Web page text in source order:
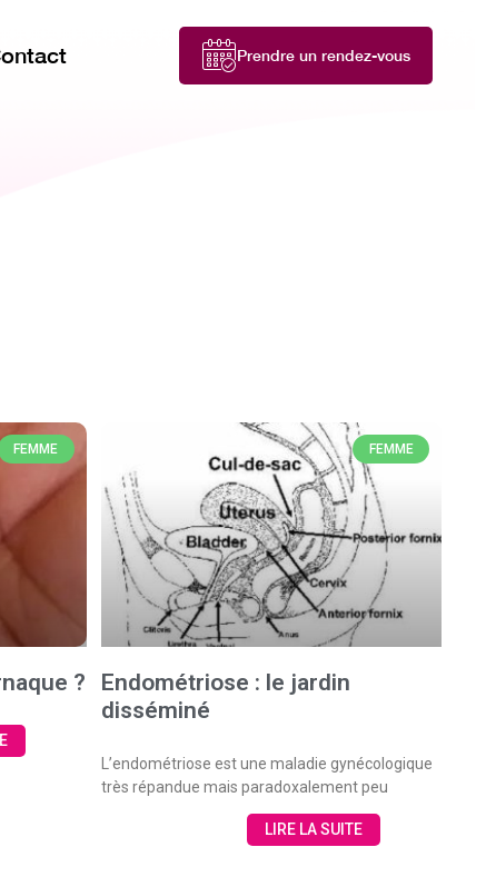
Prendre un rendez-vous
FEMME
?
FEMME
Endométriose : le jardin
disséminé
L’endométriose est une maladie gynécologique
très répandue mais paradoxalement peu
LIRE LA SUITE